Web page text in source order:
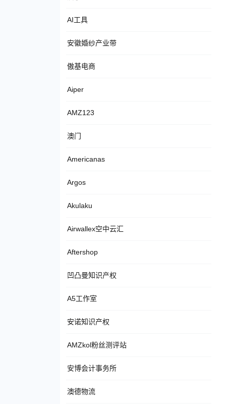
AI工具
安徽婚纱产业带
傲基电商
Aiper
AMZ123
澳门
Americanas
Argos
Akulaku
Airwallex空中云汇
Aftershop
凹凸曼知识产权
A5工作室
安诺知识产权
AMZkol粉丝测评站
安博会计事务所
澳德物流